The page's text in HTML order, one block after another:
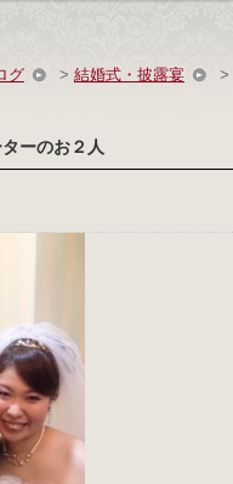
グ > 結婚式・披露宴 >
ーのお２人